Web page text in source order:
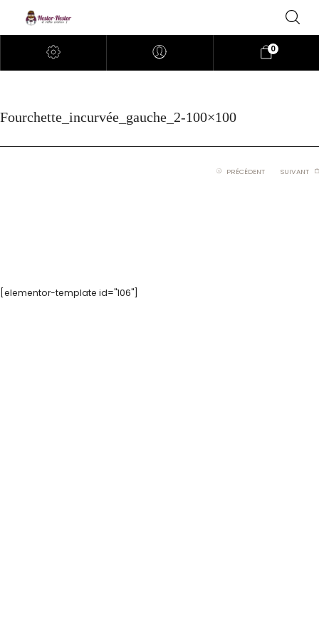
0
Fourchette_incurvée_gauche_2-100×100
PRÉCÉDENT SUIVANT
[elementor-template id="106"]